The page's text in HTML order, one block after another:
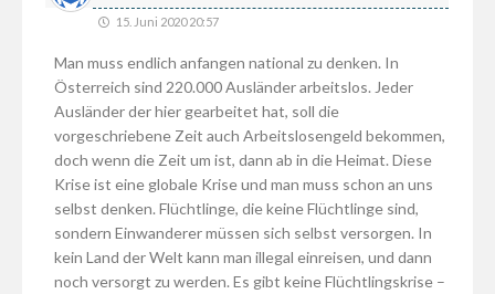
15. Juni 2020 20:57
Man muss endlich anfangen national zu denken. In
Österreich sind 220.000 Ausländer arbeitslos. Jeder
Ausländer der hier gearbeitet hat, soll die
vorgeschriebene Zeit auch Arbeitslosengeld bekommen,
doch wenn die Zeit um ist, dann ab in die Heimat. Diese
Krise ist eine globale Krise und man muss schon an uns
selbst denken. Flüchtlinge, die keine Flüchtlinge sind,
sondern Einwanderer müssen sich selbst versorgen. In
kein Land der Welt kann man illegal einreisen, und dann
noch versorgt zu werden. Es gibt keine Flüchtlingskrise –